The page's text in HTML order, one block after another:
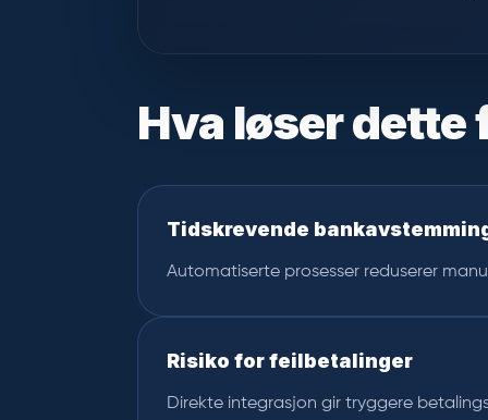
Hva løser dette
Tidskrevende
Automatiserte prosesser reduserer
Risiko for feilbetalinger
Direkte integrasjon gir tryggere